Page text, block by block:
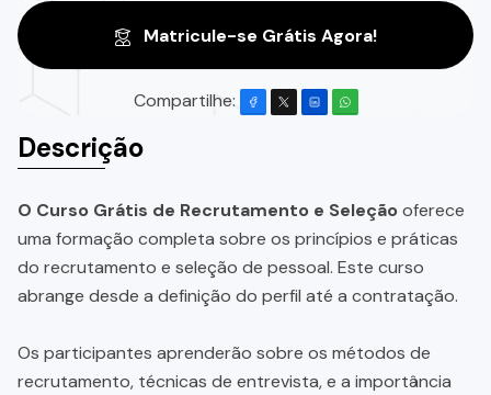
Matricule-se Grátis Agora!
Compartilhe:
Descrição
O Curso Grátis de Recrutamento e Seleçãooferece
uma formação completa sobre os princípios e práticas
do recrutamento e seleção de pessoal. Este curso
abrange desde a definição do perfil até a contratação.
Os participantes aprenderão sobre os métodos de
recrutamento, técnicas de entrevista, e a importância